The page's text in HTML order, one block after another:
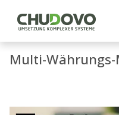
Multi-